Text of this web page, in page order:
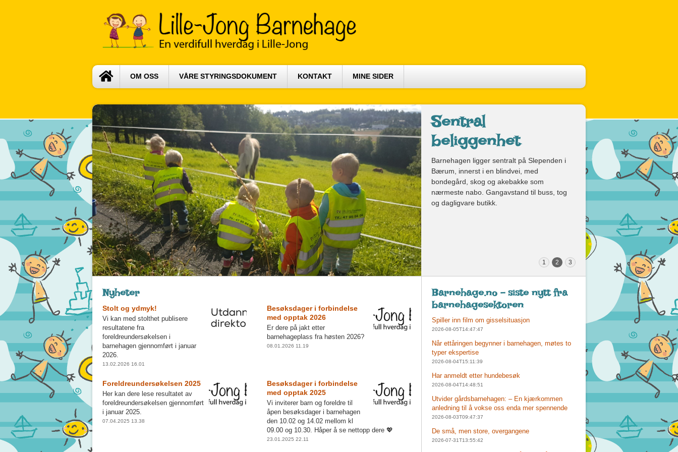
OM OSS VÅRE STYRINGSDOKUMENT KONTAKT MINE SIDER
1 2 3
Sentral
beliggenhet
Barnehagen ligger sentralt på Slependen i
Bærum, innerst i en blindvei, med
bondegård, skog og akebakke som
nærmeste nabo. Gangavstand til buss, tog
og dagligvare butikk.
Nyheter
Stolt og ydmyk!
Vi kan med stolthet publisere
resultatene fra
foreldreundersøkelsen i
barnehagen gjennomført i januar
2026.
13.02.2026 16.01
Besøksdager i forbindelse
med opptak 2026
Er dere på jakt etter
barnehageplass fra høsten 2026?
08.01.2026 11.19
Foreldreundersøkelsen 2025
Her kan dere lese resultatet av
foreldreundersøkelsen gjennomført
i januar 2025.
07.04.2025 13.38
Besøksdager i forbindelse
med opptak 2025
Vi inviterer barn og foreldre til
åpen besøksdager i barnehagen
den 10.02 og 14.02 mellom kl
09.00 og 10.30. Håper å se nettopp dere 💖
23.01.2025 22.11
Barnehage.no - siste nytt fra
barnehagesektoren
Spiller inn film om gisselsituasjon
2026-08-05T14:47:47
Når ettåringen begynner i barnehagen, møtes to
typer ekspertise
2026-08-04T15:11:39
Har anmeldt etter hundebesøk
2026-08-04T14:48:51
Utvider gårdsbarnehagen: – En kjærkommen
anledning til å vokse oss enda mer spennende
2026-08-03T09:47:37
De små, men store, overgangene
2026-07-31T13:55:42